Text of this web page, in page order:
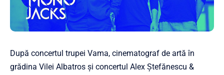
După concertul trupei Vama, cinematograf de artă în
grădina Vilei Albatros și concertul Alex Ștefănescu &